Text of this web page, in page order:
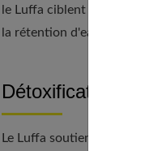
le Luffa ciblent
la rétention d'eau.
Détoxification
Le Luffa soutient le